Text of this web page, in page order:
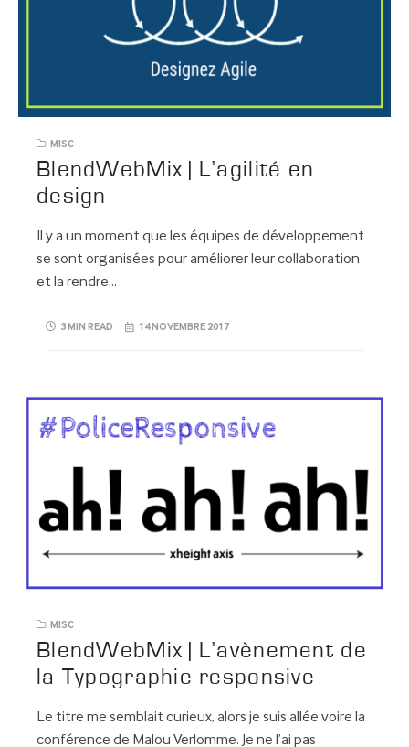
MISC
BlendWebMix | L’agilité en
design
Il y a un moment que les équipes de développement
se sont organisées pour améliorer leur collaboration
et la rendre…
3 MIN READ 14 NOVEMBRE 2017
MISC
BlendWebMix | L’avènement de
la Typographie responsive
Le titre me semblait curieux, alors je suis allée voire la
conférence de Malou Verlomme. Je ne l’ai pas